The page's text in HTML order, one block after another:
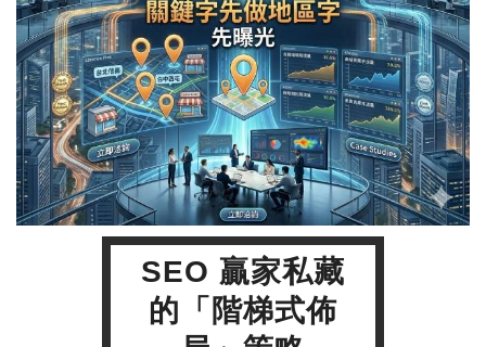
SEO 贏家私藏
的「階梯式佈